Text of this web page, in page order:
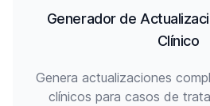
Generador de
Clínico
Genera actualizaciones
clínicos para casos de